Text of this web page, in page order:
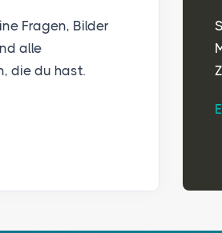
Fragen, Bilder
alle
die du hast.